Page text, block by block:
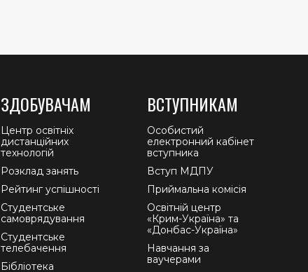
ЗДОБУВАЧАМ
Центр освітніх
дистанційних
технологій
Розклад занять
Рейтинг успішності
Студентське
самоврядування
Студентське
телебачення
Бібліотека
ВСТУПНИКАМ
Особистий
електронний кабінет
вступника
Вступ МДПУ
Приймальна комісія
Освітній центр
«Крим-Україна» та
«Донбас-Україна»
Навчання за
ваучерами